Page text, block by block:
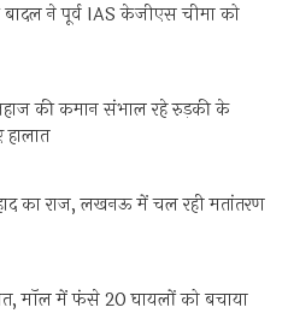
ने पूर्व IAS केजीएस चीमा को
की कमान संभाल रहे रुड़की के
हालात
का राज, लखनऊ में चल रही मतांतरण
मॉल में फंसे 20 घायलों को बचाया